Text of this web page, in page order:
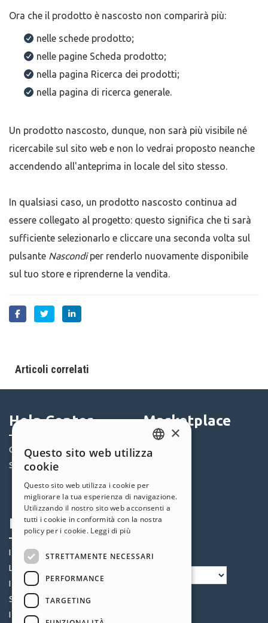
Ora che il prodotto è nascosto non comparirà più:
nelle schede prodotto;
nelle pagine Scheda prodotto;
nella pagina Ricerca dei prodotti;
nella pagina di ricerca generale.
Un prodotto nascosto, dunque, non sarà più visibile né
ricercabile sul sito web e non lo vedrai proposto neanche
accendendo all'anteprima in locale del sito stesso.
In qualsiasi caso, un prodotto nascosto continua ad
essere collegato al progetto: questo significa che ti sarà
sufficiente selezionarlo e cliccare una seconda volta sul
pulsante Nascondiper renderlo nuovamente disponibile
sul tuo store e riprenderne la vendita.
Articoli correlati
Help Center
Community
Siti Utenti
Marketplace
Templates
Offerte
Profilo
I miei post
Le mie Licenze
I miei Download
Spazio Web
I miei Crediti
Seguici
ENGLISH
GERMAN
SPANISH
POLISH
×
Questo sito web utilizza
cookie
Questo sito web utilizza i cookie per
migliorare la tua esperienza di navigazione.
Utilizzando il nostro sito web acconsenti a
tutti i cookie in conformità con la nostra
policy per i cookie. Leggi di più
STRETTAMENTE NECESSARI
PERFORMANCE
TARGETING